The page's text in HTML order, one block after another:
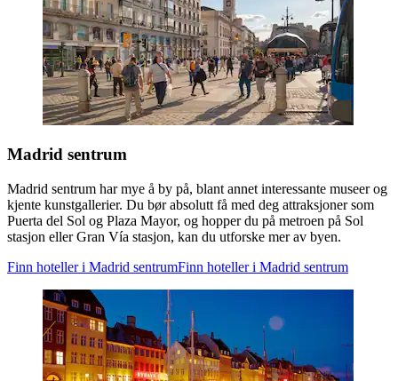
Madrid sentrum
Madrid sentrum har mye å by på, blant annet interessante museer og
kjente kunstgallerier. Du bør absolutt få med deg attraksjoner som
Puerta del Sol og Plaza Mayor, og hopper du på metroen på Sol
stasjon eller Gran Vía stasjon, kan du utforske mer av byen.
Finn hoteller i Madrid sentrumFinn hoteller i Madrid sentrum